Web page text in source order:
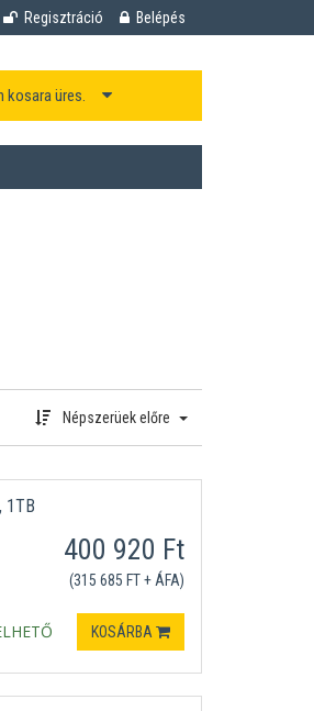
Regisztráció Belépés
kosara üres.
Népszerüek előre
1TB
400 920 Ft
(315 685 FT + ÁFA)
KOSÁRBA